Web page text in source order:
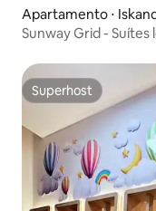
Apartamento ⋅
Sunway Grid -
Superhost
Superhost